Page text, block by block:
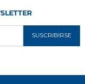
SUSCRIBIRSE